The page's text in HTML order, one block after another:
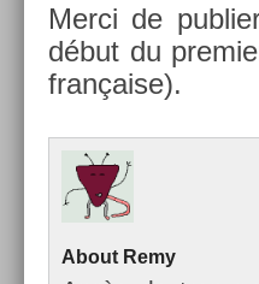
Merci de
début du
française).
About Remy